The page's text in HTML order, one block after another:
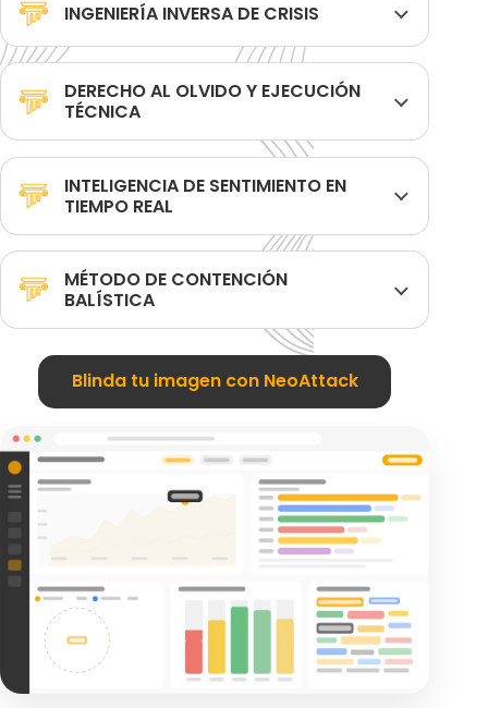
INGENIERÍA INVERSA DE CRISIS
DERECHO AL OLVIDO Y EJECUCIÓN
TÉCNICA
INTELIGENCIA DE SENTIMIENTO EN
TIEMPO REAL
MÉTODO DE CONTENCIÓN
BALÍSTICA
Blinda tu imagen con NeoAttack